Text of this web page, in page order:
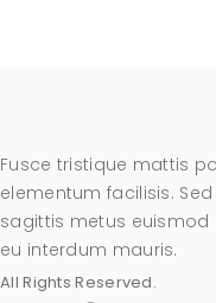
Fusce tristique mattis
elementum facilisis.
sagittis metus euismod
eu interdum mauris.
All Rights Reserved.